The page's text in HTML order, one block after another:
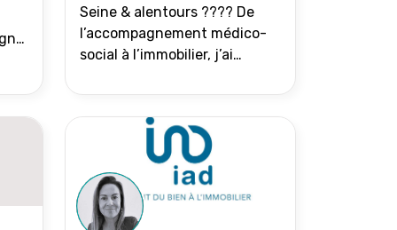
Seine & alentours ???? De
l’accompagnement médico-
social à l’immobilier, j’ai
gens à avancer sereinement.
Aujourd’hui, j’accompagne
mes clients avec franchise,
écoute et énergie pour
vendre ou acheter leur bien
immobilier. ???? 300 familles
accompagnées en 8 ans, 90 %